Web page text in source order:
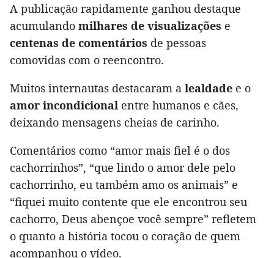
A publicação rapidamente ganhou destaque
acumulando milhares de visualizações e
centenas de comentários de pessoas
comovidas com o reencontro.
Muitos internautas destacaram a lealdade e o
amor incondicional entre humanos e cães,
deixando mensagens cheias de carinho.
Comentários como “amor mais fiel é o dos
cachorrinhos”, “que lindo o amor dele pelo
cachorrinho, eu também amo os animais” e
“fiquei muito contente que ele encontrou seu
cachorro, Deus abençoe você sempre” refletem
o quanto a história tocou o coração de quem
acompanhou o vídeo.